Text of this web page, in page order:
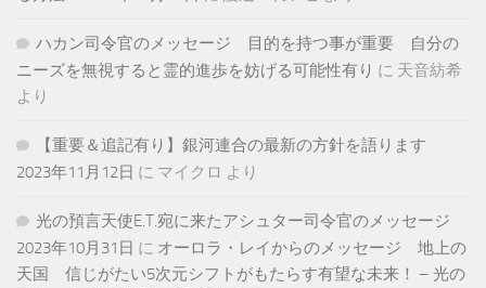
ハカン司令官のメッセージ 目的を持つ事が重要 自分の
ニーズを無視すると霊的進歩を妨げる可能性有り に 天音紡希
より
【重要＆追記有り】銀河連合の最新の方針を語ります
2023年11月12日 に マイクロ より
光の預言天使E.T.宛に来たアシュター司令官のメッセージ
2023年10月31日 に オーロラ・レイからのメッセージ 地上の
天国 信じがたい5次元シフトがもたらす有望な未来！ – 光の